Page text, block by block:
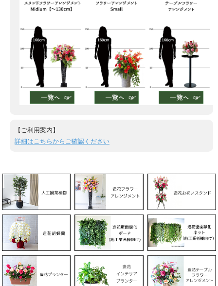
【ご利用案内】
詳細はこちらからご確認ください